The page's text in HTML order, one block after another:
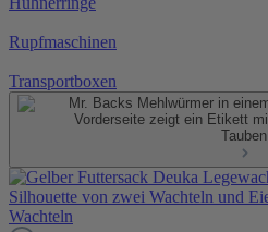
Rupfmaschinen
Transportboxen
Tauben
Wachteln